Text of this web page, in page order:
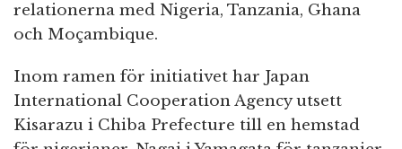
relationerna med Nigeria, Tanzania, Ghana
och Moçambique.
Inom ramen för initiativet har Japan
International Cooperation Agency utsett
Kisarazu i Chiba Prefecture till en hemstad